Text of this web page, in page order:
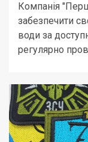
Компанія
забезпечити
води за
регулярно